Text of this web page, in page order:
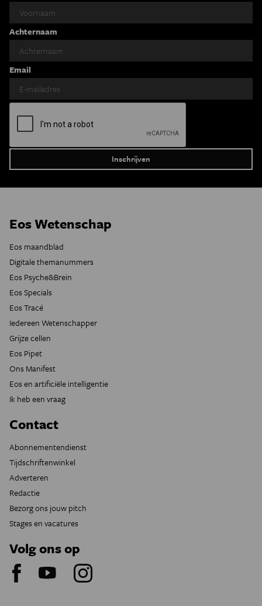
Achternaam
Email
Eos Wetenschap
Eos maandblad
Digitale themanummers
Eos Psyche&Brein
Eos Specials
Eos Tracé
Iedereen Wetenschapper
Grijze cellen
Eos Pipet
Ons Manifest
Eos en artificiële intelligentie
Ik heb een vraag
Contact
Abonnementendienst
Tijdschriftenwinkel
Adverteren
Redactie
Bezorg ons jouw pitch
Stages en vacatures
Volg ons op